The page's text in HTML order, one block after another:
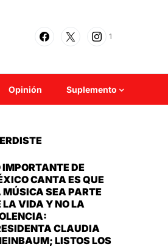
1
Opinión Suplemento
IMPORTANTE DE
CANTA ES QUE
MÚSICA SEA PARTE
LA VIDA Y NO LA
CLAUDIA
LISTOS LOS